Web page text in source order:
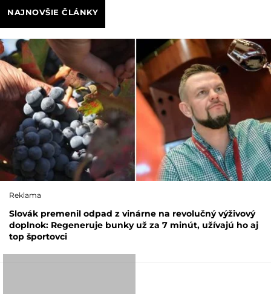
NAJNOVŠIE ČLÁNKY
Reklama
Slovák premenil odpad z vinárne na revolučný výživový
doplnok: Regeneruje bunky už za 7 minút, užívajú ho aj
top športovci